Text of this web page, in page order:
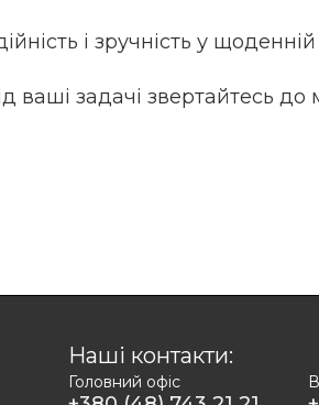
і зручність у
ваші задачі звертайтесь
Наші контакти:
Головний офіс